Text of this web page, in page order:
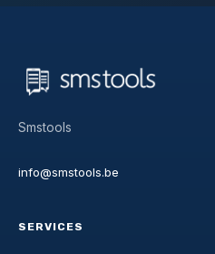
Smstools
info@smstools.be
SERVICES